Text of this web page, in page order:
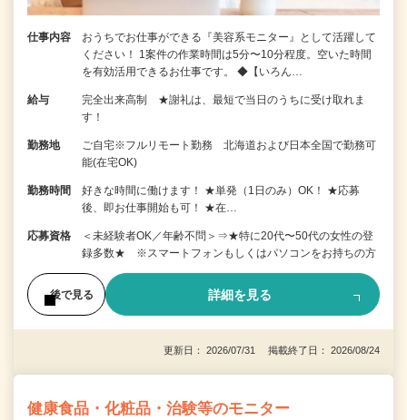
仕事内容
おうちでお仕事ができる『美容系モニター』として活躍して
ください！ 1案件の作業時間は5分〜10分程度。空いた時間
を有効活用できるお仕事です。 ◆【いろん…
給与
完全出来高制 ★謝礼は、最短で当日のうちに受け取れま
す！
勤務地
ご自宅※フルリモート勤務 北海道および日本全国で勤務可
能(在宅OK)
勤務時間
好きな時間に働けます！ ★単発（1日のみ）OK！ ★応募
後、即お仕事開始も可！ ★在…
応募資格
＜未経験者OK／年齢不問＞⇒★特に20代〜50代の女性の登
録多数★ ※スマートフォンもしくはパソコンをお持ちの方
後で見る 詳細を見る
更新日： 2026/07/31 掲載終了日： 2026/08/24
健康食品・化粧品・治験等のモニター